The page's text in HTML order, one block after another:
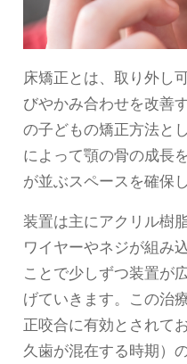
床矯正とは、取り外し
びやかみ合わせを改善
の子どもの矯正方法と
によって顎の骨の成長
が並ぶスペースを確保
装置は主にアクリル樹
ワイヤーやネジが組み
ことで少しずつ装置が
げていきます。この治
正咬合に有効とされて
久歯が混在する時期）